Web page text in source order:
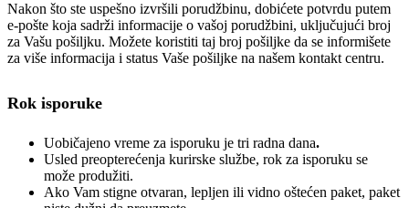
Nakon što ste uspešno izvršili porudžbinu, dobićete potvrdu putem
e-pošte koja sadrži informacije o vašoj porudžbini, uključujući broj
za Vašu pošiljku. Možete koristiti taj broj pošiljke da se informišete
za više informacija i status Vaše pošiljke na našem kontakt centru.
Rok isporuke
Uobičajeno vreme za isporuku je tri radna dana.
Usled preopterećenja kurirske službe, rok za isporuku se
može produžiti.
Ako Vam stigne otvaran, lepljen ili vidno oštećen paket, paket